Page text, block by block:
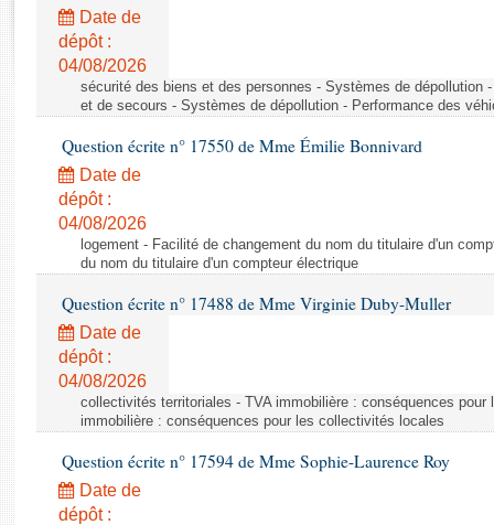
Rapports législatifs
Rapports sur l'application des lois
Baromètre de l’application des lois
Dossiers législatifs
Budget et sécurité sociale
Questions écrites et orales
Comptes rendus des débats
Date de
dépôt :
04/08/2026
sécurité des biens et des personnes - Systèmes de dépollution
et de secours - Systèmes de dépollution - Performance des
Question écrite n° 17550 de Mme Émilie Bonnivard
Date de
dépôt :
04/08/2026
logement - Facilité de changement du nom du titulaire d'un
du nom du titulaire d'un compteur électrique
Question écrite n° 17488 de Mme Virginie Duby-Muller
Date de
dépôt :
04/08/2026
collectivités territoriales - TVA immobilière : conséquences
immobilière : conséquences pour les collectivités locales
Question écrite n° 17594 de Mme Sophie-Laurence Roy
Date de
dépôt :